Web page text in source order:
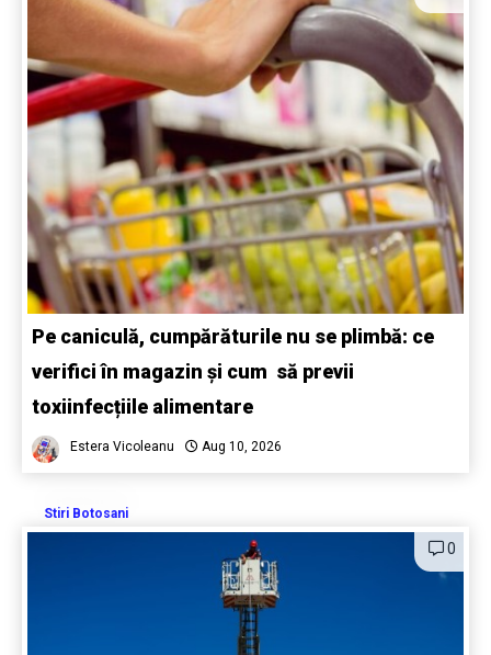
Pe caniculă, cumpărăturile nu se plimbă: ce
verifici în magazin și cum să previi
toxiinfecțiile alimentare
Estera Vicoleanu Aug 10, 2026
Stiri Botosani
0